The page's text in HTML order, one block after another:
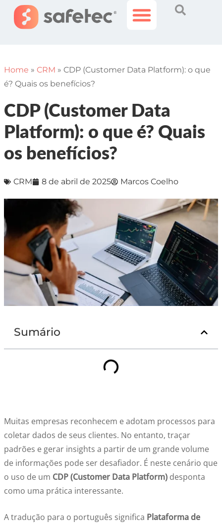
Home » CRM » CDP (Customer Data Platform): o que
é? Quais os benefícios?
CDP (Customer Data
Platform): o que é? Quais
os benefícios?
CRM 8 de abril de 2025 Marcos Coelho
Sumário
Muitas empresas reconhecem e adotam processos para
coletar dados de seus clientes. No entanto, traçar
padrões e gerar insights a partir de um grande volume
de informações pode ser desafiador. É neste cenário que
o uso de um CDP (Customer Data Platform) desponta
como uma prática interessante.
A tradução para o português significa Plataforma de